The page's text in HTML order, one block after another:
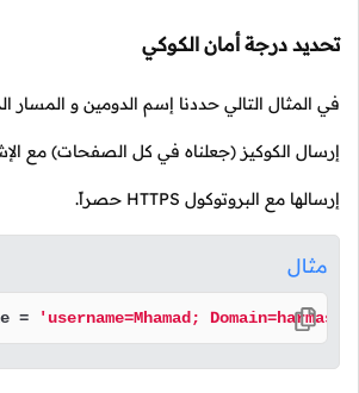
تحديد درجة أمان الكوكي
في المثال التالي حددنا إسم الدومين و المسار
إرسال الكوكيز (جعلناه في كل الصفحات) مع
إرسالها مع البروتوكول HTTPS حصراً.
مثال
= 'username=Mhamad;